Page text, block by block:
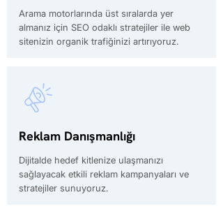
Arama motorlarında üst sıralarda yer
almanız için SEO odaklı stratejiler ile web
sitenizin organik trafiğinizi artırıyoruz.
Reklam Danışmanlığı
Dijitalde hedef kitlenize ulaşmanızı
sağlayacak etkili reklam kampanyaları ve
stratejiler sunuyoruz.